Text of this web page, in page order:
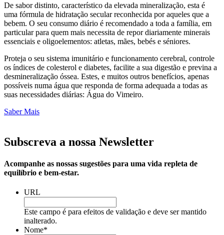
De sabor distinto, característico da elevada mineralização, esta é
uma fórmula de hidratação secular reconhecida por aqueles que a
bebem. O seu consumo diário é recomendado a toda a família, em
particular para quem mais necessita de repor diariamente minerais
essenciais e oligoelementos: atletas, mães, bebés e séniores.
Proteja o seu sistema imunitário e funcionamento cerebral, controle
os índices de colesterol e diabetes, facilite a sua digestão e previna a
desmineralização óssea. Estes, e muitos outros benefícios, apenas
possíveis numa água que responda de forma adequada a todas as
suas necessidades diárias: Água do Vimeiro.
Saber Mais
Subscreva a nossa Newsletter
Acompanhe as nossas sugestões para uma vida repleta de
equilíbrio e bem-estar.
URL
Este campo é para efeitos de validação e deve ser mantido
inalterado.
Nome*